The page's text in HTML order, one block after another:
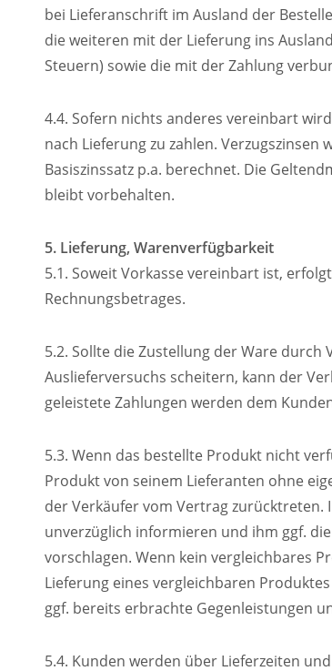
bei Lieferanschrift im Ausland der
die weiteren mit der Lieferung ins
Steuern) sowie die mit der Zahlung
4.4. Sofern nichts anderes vereinbart
nach Lieferung zu zahlen. Verzugszinsen
Basiszinssatz p.a. berechnet. Die
bleibt vorbehalten.
5. Lieferung, Warenverfügbarkeit
5.1. Soweit Vorkasse vereinbart ist,
Rechnungsbetrages.
5.2. Sollte die Zustellung der Ware
Auslieferversuchs scheitern, kann der
geleistete Zahlungen werden dem
5.3. Wenn das bestellte Produkt nicht
Produkt von seinem Lieferanten ohne
der Verkäufer vom Vertrag zurücktreten.
unverzüglich informieren und ihm ggf.
vorschlagen. Wenn kein vergleichbares
Lieferung eines vergleichbaren
ggf. bereits erbrachte Gegenleistungen
5.4. Kunden werden über Lieferzeiten